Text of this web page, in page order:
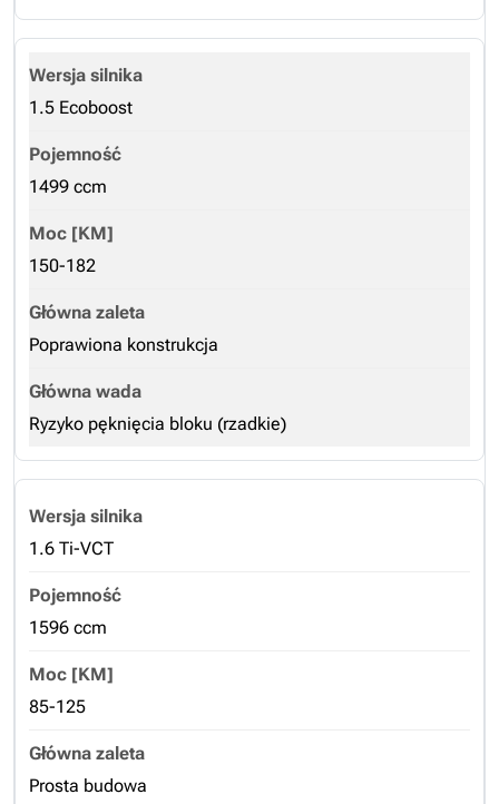
1.5 Ecoboost
1499 ccm
150-182
Poprawiona konstrukcja
Ryzyko pęknięcia bloku (rzadkie)
1.6 Ti-VCT
1596 ccm
85-125
Prosta budowa